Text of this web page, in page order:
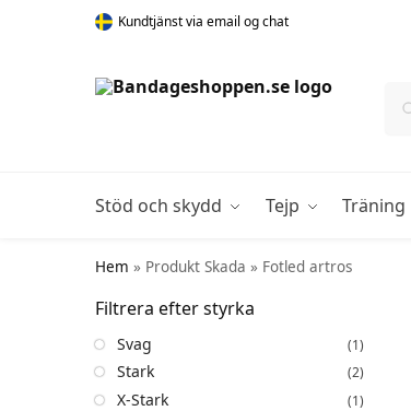
Kundtjänst via email og chat
Stöd och skydd Tejp Träning
Hem » Produkt Skada » Fotled artros
Filtrera efter styrka
Svag (1)
Stark (2)
X-Stark (1)